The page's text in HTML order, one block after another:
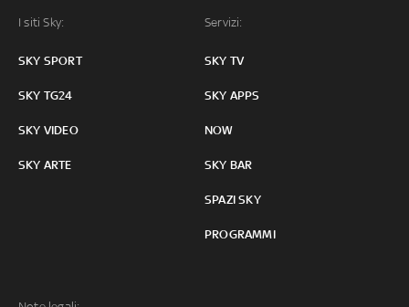
I siti Sky:
SKY SPORT
SKY TG24
SKY VIDEO
SKY ARTE
Servizi:
SKY TV
SKY APPS
NOW
SKY BAR
SPAZI SKY
PROGRAMMI